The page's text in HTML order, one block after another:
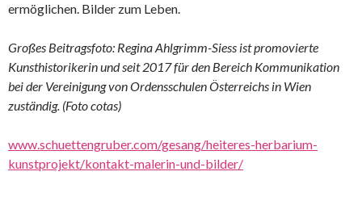
ermöglichen. Bilder zum Leben.
Großes Beitragsfoto: Regina Ahlgrimm-Siess ist promovierte
Kunsthistorikerin und seit 2017 für den Bereich Kommunikation
bei der Vereinigung von Ordensschulen Österreichs in Wien
zuständig. (Foto cotas)
www.schuettengruber.com/gesang/heiteres-herbarium-
kunstprojekt/kontakt-malerin-und-bilder/